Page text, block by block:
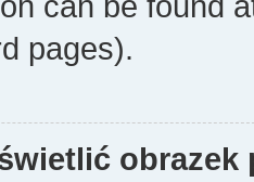
pages).